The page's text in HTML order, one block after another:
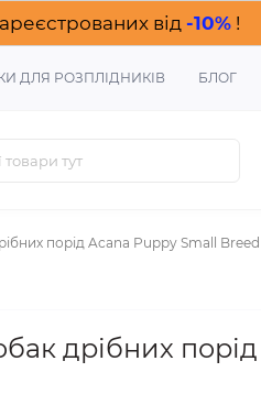
від -10%!
ДЛЯ РОЗПЛІДНИКІВ БЛОГ
порід Acana Puppy Small Breed
дрібних